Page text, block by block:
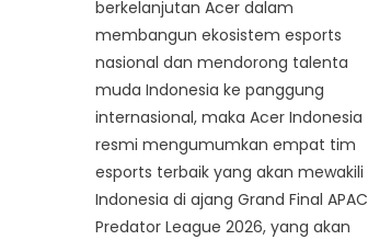
berkelanjutan Acer dalam
membangun ekosistem esports
nasional dan mendorong talenta
muda Indonesia ke panggung
internasional, maka Acer Indonesia
resmi mengumumkan empat tim
esports terbaik yang akan mewakili
Indonesia di ajang Grand Final APAC
Predator League 2026, yang akan